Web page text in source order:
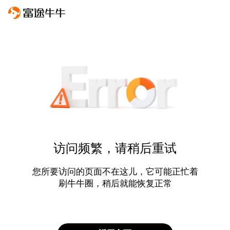
访问频繁，请稍后重试
您所要访问的页面不在这儿，它可能正忙着
刷牛牛圈，稍后就能恢复正常